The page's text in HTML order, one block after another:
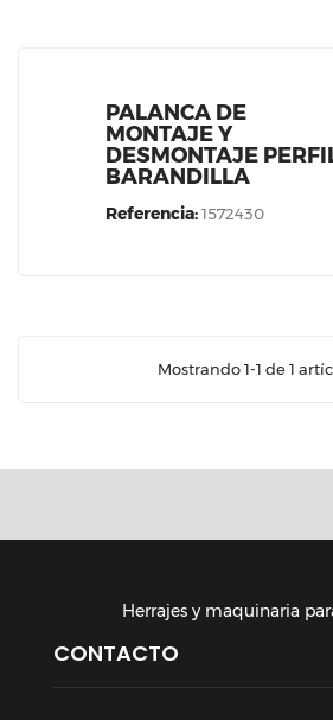
PALANCA DE
MONTAJE Y
DESMONTAJE
BARANDILLA
Referencia:1572430
Mostrando 1-1 de 1
Herrajes y maquinaria
CONTACTO